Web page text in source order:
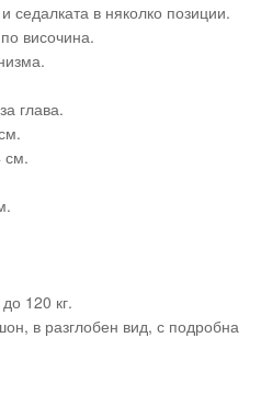
седалката в няколко позиции.
височина.
глава.
см.
120 кг.
в разглобен вид, с подробна